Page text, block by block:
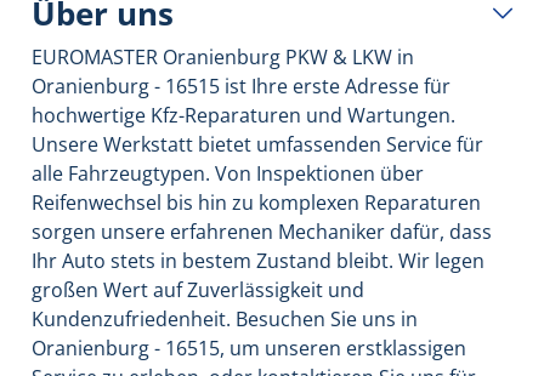
Über uns
EUROMASTER Oranienburg PKW & LKW in
Oranienburg - 16515 ist Ihre erste Adresse für
hochwertige Kfz-Reparaturen und Wartungen.
Unsere Werkstatt bietet umfassenden Service für
alle Fahrzeugtypen. Von Inspektionen über
Reifenwechsel bis hin zu komplexen Reparaturen
sorgen unsere erfahrenen Mechaniker dafür, dass
Ihr Auto stets in bestem Zustand bleibt. Wir legen
großen Wert auf Zuverlässigkeit und
Kundenzufriedenheit. Besuchen Sie uns in
Oranienburg - 16515, um unseren erstklassigen